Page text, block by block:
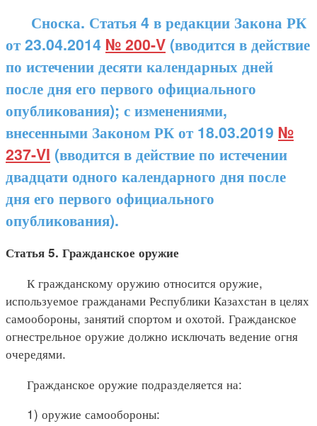
Сноска. Статья 4 в редакции Закона РК
от 23.04.2014 № 200-V (вводится в действие
по истечении десяти календарных дней
после дня его первого официального
опубликования); с изменениями,
внесенными Законом РК от 18.03.2019 №
237-VI (вводится в действие по истечении
двадцати одного календарного дня после
дня его первого официального
опубликования).
Статья 5. Гражданское оружие
К гражданскому оружию относится оружие,
используемое гражданами Республики Казахстан в целях
самообороны, занятий спортом и охотой. Гражданское
огнестрельное оружие должно исключать ведение огня
очередями.
Гражданское оружие подразделяется на:
1) оружие самообороны: